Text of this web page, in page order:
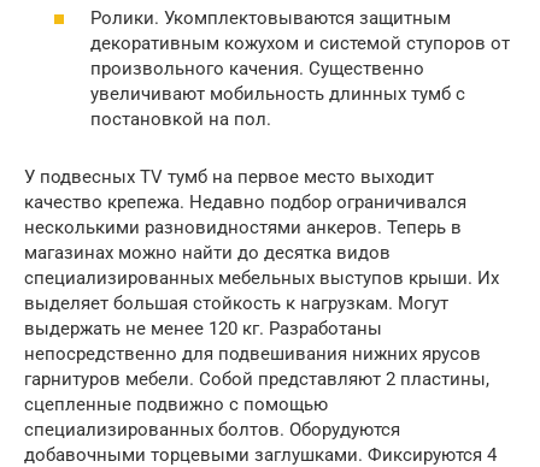
Ролики. Укомплектовываются защитным
декоративным кожухом и системой ступоров от
произвольного качения. Существенно
увеличивают мобильность длинных тумб с
постановкой на пол.
У подвесных TV тумб на первое место выходит
качество крепежа. Недавно подбор ограничивался
несколькими разновидностями анкеров. Теперь в
магазинах можно найти до десятка видов
специализированных мебельных выступов крыши. Их
выделяет большая стойкость к нагрузкам. Могут
выдержать не менее 120 кг. Разработаны
непосредственно для подвешивания нижних ярусов
гарнитуров мебели. Собой представляют 2 пластины,
сцепленные подвижно с помощью
специализированных болтов. Оборудуются
добавочными торцевыми заглушками. Фиксируются 4